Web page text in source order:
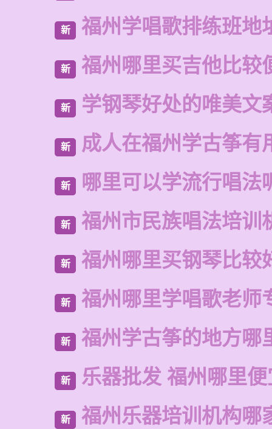
新 福州学唱歌排练班地
新 福州哪里买吉他比较
新 学钢琴好处的唯美文
新 成人在福州学古筝有
新 哪里可以学流行唱法
新 福州市民族唱法培训
新 福州哪里买钢琴比较
新 福州哪里学唱歌老师
新 福州学古筝的地方哪
新 乐器批发 福州哪里便
新 福州乐器培训机构哪